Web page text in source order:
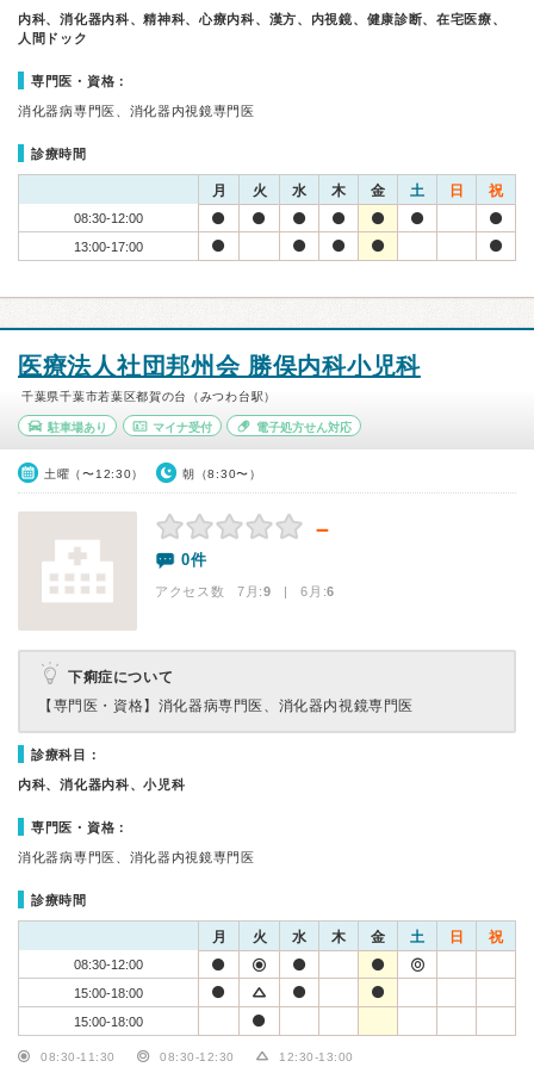
内科、消化器内科、精神科、心療内科、漢方、内視鏡、健康診断、在宅医療、
人間ドック
専門医・資格：
消化器病専門医、消化器内視鏡専門医
診療時間
月 火 水 木 金 土 日 祝
08:30-12:00
13:00-17:00
医療法人社団邦州会 勝俣内科小児科
千葉県千葉市若葉区都賀の台（みつわ台駅）
駐車場あり マイナ受付 電子処方せん対応
土曜（〜12:30） 朝（8:30〜）
－
0件
アクセス数 7月:9 | 6月:6
下痢症について
【専門医・資格】 消化器病専門医、消化器内視鏡専門医
診療科目：
内科、消化器内科、小児科
専門医・資格：
消化器病専門医、消化器内視鏡専門医
診療時間
月 火 水 木 金 土 日 祝
08:30-12:00
15:00-18:00
15:00-18:00
08:30-11:30 08:30-12:30 12:30-13:00